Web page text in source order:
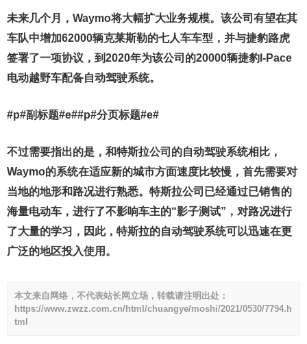
未来几个月，Waymo将大幅扩大业务规模。该公司有望在其
车队中增加62000辆克莱斯勒的七人车车型，并与捷豹路虎
签署了一项协议，到2020年为该公司的20000辆捷豹I-Pace
电动越野车配备自动驾驶系统。
#p#副标题#e##p#分页标题#e#
不过需要指出的是，和特斯拉公司的自动驾驶系统相比，
Waymo的系统在适应新的城市方面速度比较慢，首先需要对
当地的地形和路况进行熟悉。特斯拉公司已经通过已销售的
海量电动车，进行了不影响车主的“影子测试”，对路况进行
了大量的学习，因此，特斯拉的自动驾驶系统可以迅速在更
广泛的地区投入使用。
本文来自网络，不代表站长网立场，转载请注明出处：
https://www.zwzz.com.cn/html/chuangye/moshi/2021/0530/7794.h
tml